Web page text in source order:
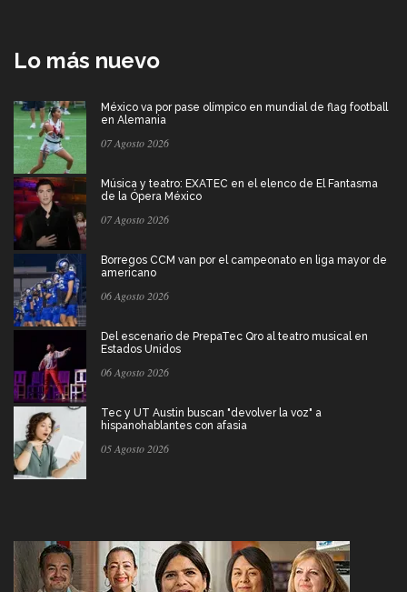
Lo más nuevo
México va por pase olímpico en mundial de flag football
en Alemania
07 Agosto 2026
Música y teatro: EXATEC en el elenco de El Fantasma
de la Ópera México
07 Agosto 2026
Borregos CCM van por el campeonato en liga mayor de
americano
06 Agosto 2026
Del escenario de PrepaTec Qro al teatro musical en
Estados Unidos
06 Agosto 2026
Tec y UT Austin buscan "devolver la voz" a
hispanohablantes con afasia
05 Agosto 2026